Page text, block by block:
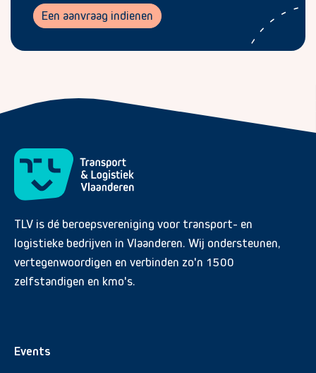
Een aanvraag indienen
TLV is dé beroepsvereniging voor transport- en
logistieke bedrijven in Vlaanderen. Wij ondersteunen,
vertegenwoordigen en verbinden zo'n 1500
zelfstandigen en kmo's.
Events